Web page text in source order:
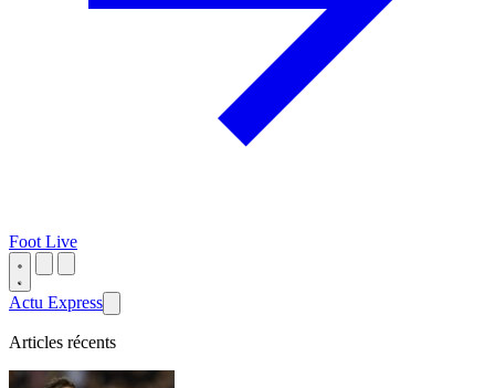
Foot Live
Actu Express
Articles récents